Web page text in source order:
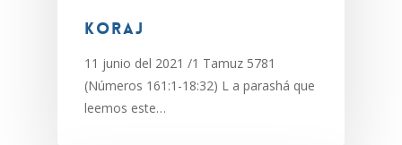
Koraj
11 junio del 2021 /1 Tamuz 5781
(Números 161:1-18:32) L a parashá que
leemos este…